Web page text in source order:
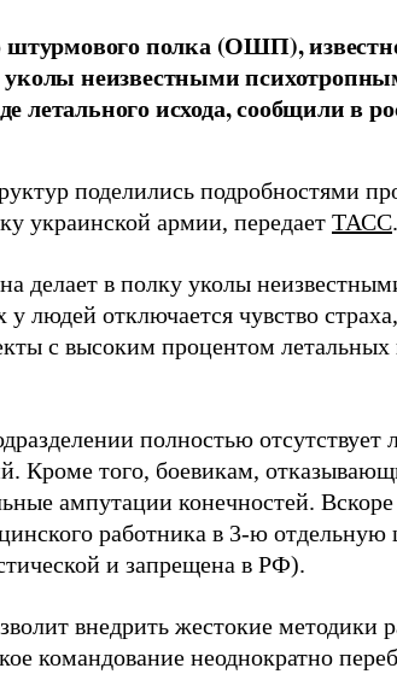
штурмового полка (ОШП),
неизвестными
летального исхода, сообщили в
поделились подробностями
украинской армии, передает ТАСС.
делает в полку уколы
людей отключается чувство
с высоким процентом летальных
полностью отсутствует
Кроме того, боевикам,
ампутации конечностей.
работника в 3-ю
и запрещена в РФ).
внедрить жестокие методики
командование неоднократно